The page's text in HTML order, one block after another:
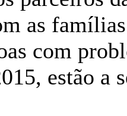
as
com
estão a